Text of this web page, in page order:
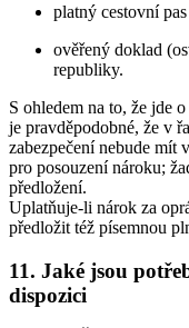
platný cestovní
ověřený doklad
republiky.
S ohledem na to, že jde
je pravděpodobné, že v
zabezpečení nebude mít
pro posouzení nároku;
předložení.
Uplatňuje-li nárok za
předložit též písemnou
11. Jaké jsou
dispozici